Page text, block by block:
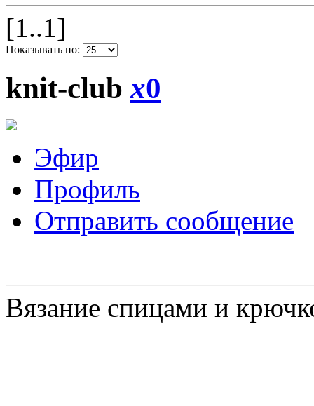
[1..1]
Показывать по:
knit-clubx0
Эфир
Профиль
Отправить сообщение
Вязание спицами и